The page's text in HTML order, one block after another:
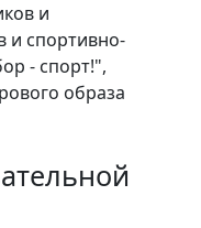
и
и спортивно-
- спорт!",
образа